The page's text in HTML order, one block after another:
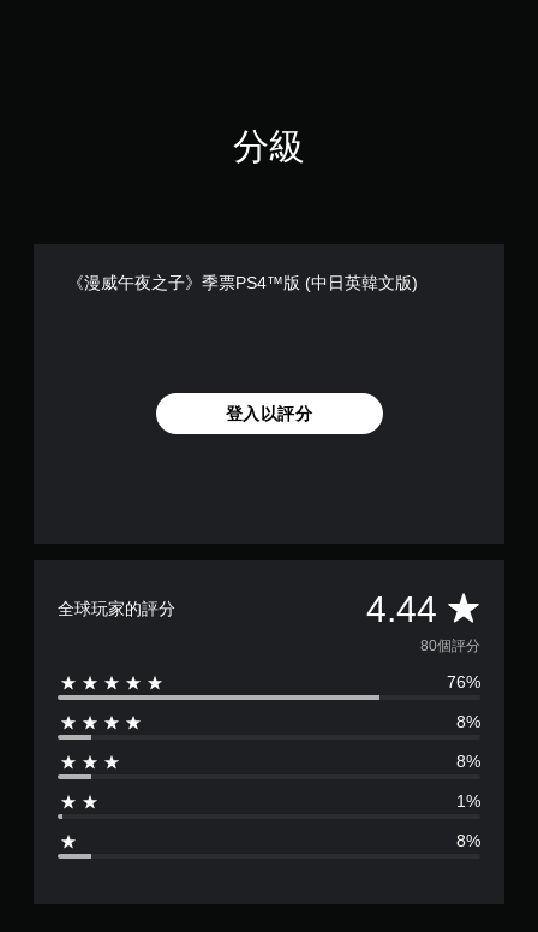
分級
《漫威午夜之子》季票PS4™版 (中日英韓文版)
登入以評分
全球玩家的評分 4.44 平
均
評
分
4
4
80個評分
76%
8%
8%
1%
8%